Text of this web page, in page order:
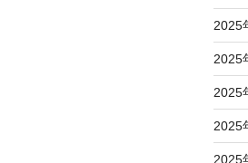
2025
2025
2025
2025
2025